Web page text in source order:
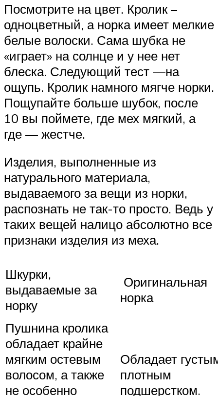
Посмотрите на цвет. Кролик –
одноцветный, а норка имеет мелкие
белые волоски. Сама шубка не
«играет» на солнце и у нее нет
блеска. Следующий тест —на
ощупь. Кролик намного мягче норки.
Пощупайте больше шубок, после
10 вы поймете, где мех мягкий, а
где — жестче.
Изделия, выполненные из
натурального материала,
выдаваемого за вещи из норки,
распознать не так-то просто. Ведь у
таких вещей налицо абсолютно все
признаки изделия из меха.
Шкурки,
выдаваемые за
норку
Оригинальная
норка
Пушнина кролика
обладает крайне
мягким остевым
волосом, а также
не особенно
Обладает
плотным
подшерстком.